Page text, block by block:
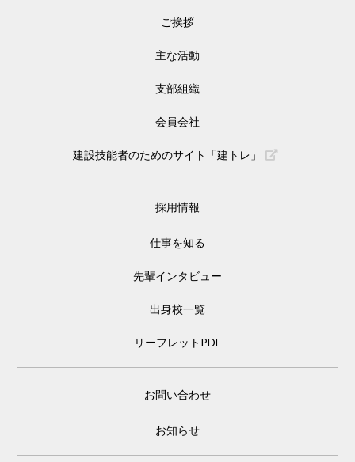
ご挨拶
主な活動
支部組織
会員会社
建設技能者のためのサイト「建トレ」
採用情報
仕事を知る
先輩インタビュー
出身校一覧
リーフレットPDF
お問い合わせ
お知らせ